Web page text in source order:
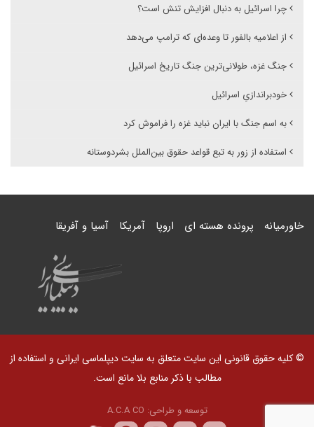
چرا اسرائیل به دنبال افزایش تنش است؟
از اعلامیه بالفور تا وعده‌ای که ترامپ می‌دهد
جنگ غزه، طولانی‌ترین جنگ تاریخ اسرائیل
خودبراندازیِ اسرائیل
به اسم جنگ با ایران نباید غزه را فراموش کرد
استفاده از زور به تبع قواعد حقوق بین‌الملل بشردوستانه
خاورمیانه پرونده هسته ای اروپا آمریکا آسیا و آفریقا
© کلیه حقوق قانونی این سایت متعلق به سایت دیپلماسی ایرانی و استفاده از
مطالب با ذکر منابع بلا مانع است.
توسعه و طراحی: A.C.A CO